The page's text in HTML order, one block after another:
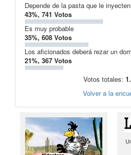
Depende de la pasta que le
43%, 741 Votos
Es muy probable
35%, 608 Votos
Los aficionados deberá rezar un
21%, 367 Votos
Votos totales:
Volver a la